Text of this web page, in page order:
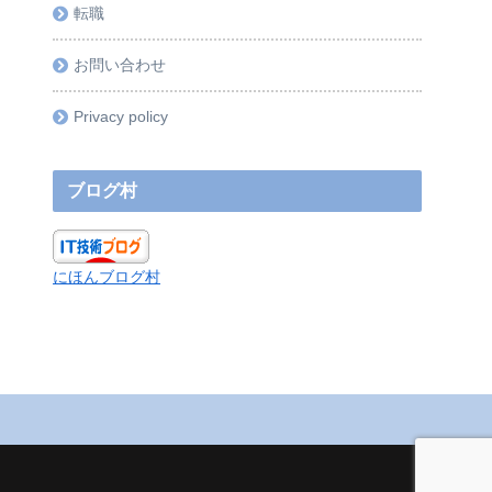
転職
お問い合わせ
Privacy policy
ブログ村
にほんブログ村